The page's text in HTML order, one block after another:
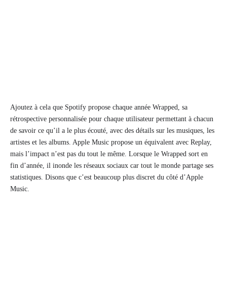
Ajoutez à cela que Spotify propose chaque année Wrapped, sa
rétrospective personnalisée pour chaque utilisateur permettant à chacun
de savoir ce qu’il a le plus écouté, avec des détails sur les musiques, les
artistes et les albums. Apple Music propose un équivalent avec Replay,
mais l’impact n’est pas du tout le même. Lorsque le Wrapped sort en
fin d’année, il inonde les réseaux sociaux car tout le monde partage ses
statistiques. Disons que c’est beaucoup plus discret du côté d’Apple
Music.